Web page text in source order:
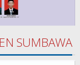
SUMBAWA